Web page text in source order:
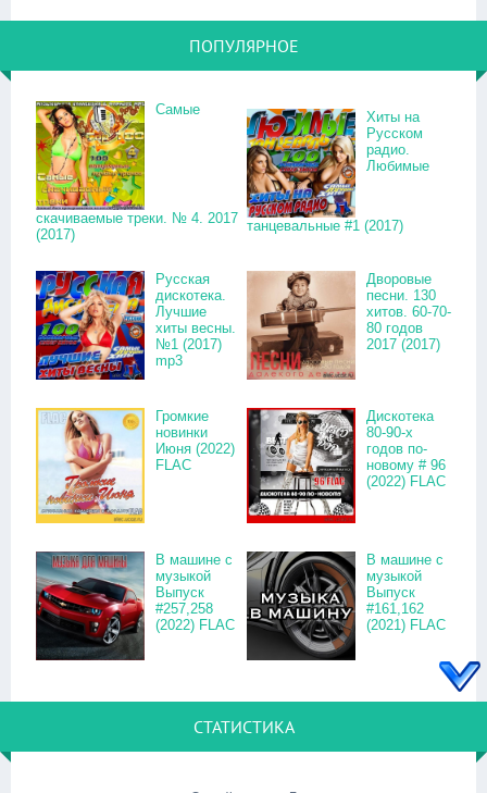
ПОПУЛЯРНОЕ
Самые
скачиваемые треки. № 4. 2017
(2017)
Хиты на
Русском
радио.
Любимые
танцевальные #1 (2017)
Русская
дискотека.
Лучшие
хиты весны.
№1 (2017)
mp3
Дворовые
песни. 130
хитов. 60-70-
80 годов
2017 (2017)
Громкие
новинки
Июня (2022)
FLAC
Дискотека
80-90-х
годов по-
новому # 96
(2022) FLAC
В машине с
музыкой
Выпуск
#257,258
(2022) FLAC
В машине с
музыкой
Выпуск
#161,162
(2021) FLAC
СТАТИСТИКА